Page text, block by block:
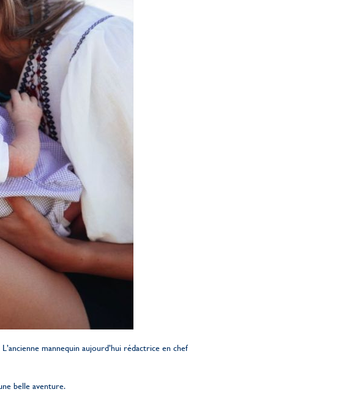
mannequin aujourd’hui rédactrice en chef
belle aventure.